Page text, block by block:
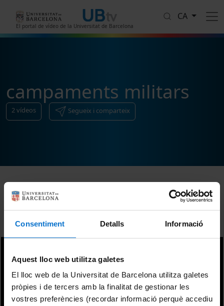
Consentiment Detalls Informació
Aquest lloc web utilitza galetes
El lloc web de la Universitat de Barcelona utilitza galetes
pròpies i de tercers amb la finalitat de gestionar les
vostres preferències (recordar informació perquè accediu
El portal de vídeo de la Universitat de Barcelona
CA
campaments militars
2vídeos Segueix i comparteix
Ordenar